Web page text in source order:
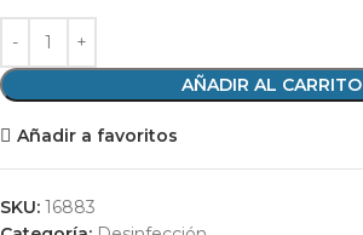
AÑADIR AL CARRITO
Añadir a favoritos
SKU: 16883